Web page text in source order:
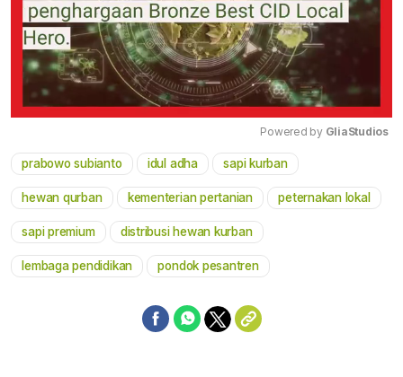
Powered by GliaStudios
prabowo subianto idul adha sapi kurban
hewan qurban kementerian pertanian peternakan lokal
sapi premium distribusi hewan kurban
lembaga pendidikan pondok pesantren